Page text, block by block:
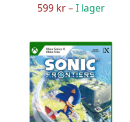
599 kr –I lager